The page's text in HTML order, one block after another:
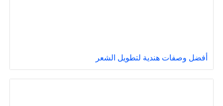
أفضل وصفات هندية لتطويل الشعر